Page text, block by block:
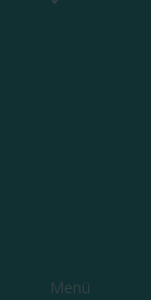
Menü